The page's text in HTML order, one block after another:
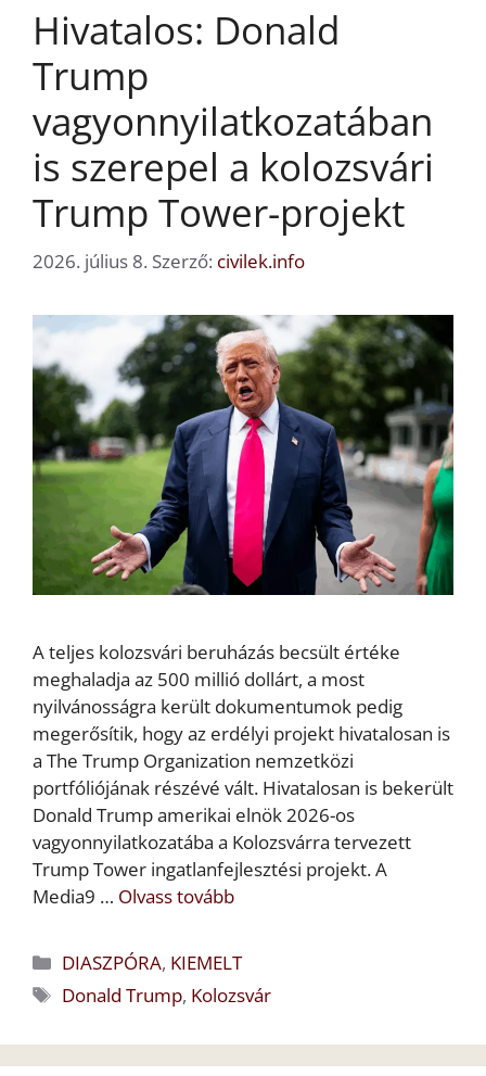
Hivatalos: Donald
Trump
vagyonnyilatkozatában
is szerepel a kolozsvári
Trump Tower-projekt
2026. július 8. Szerző: civilek.info
A teljes kolozsvári beruházás becsült értéke
meghaladja az 500 millió dollárt, a most
nyilvánosságra került dokumentumok pedig
megerősítik, hogy az erdélyi projekt hivatalosan is
a The Trump Organization nemzetközi
portfóliójának részévé vált. Hivatalosan is bekerült
Donald Trump amerikai elnök 2026-os
vagyonnyilatkozatába a Kolozsvárra tervezett
Trump Tower ingatlanfejlesztési projekt. A
Media9 … Olvass tovább
Kategória
DIASZPÓRA, KIEMELT
Címkék
Donald Trump, Kolozsvár